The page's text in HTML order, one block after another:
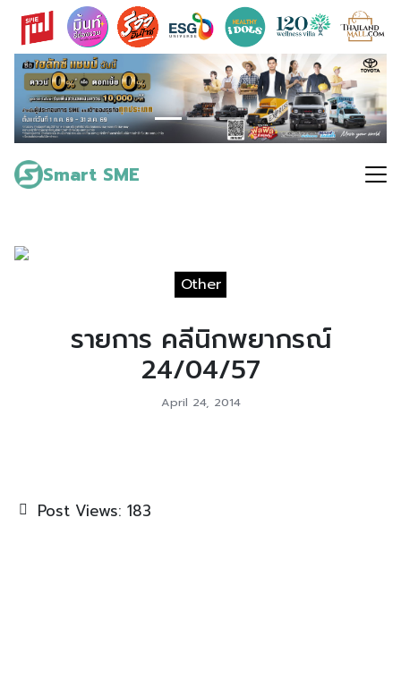
Skip
content
Smart SME
Search
for:
Other
รายการ คลีนิกพยากรณ์
24/04/57
April 24, 2014
Post Views: 183